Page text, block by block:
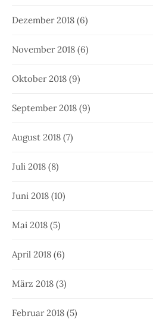
Dezember 2018 (6)
November 2018 (6)
Oktober 2018 (9)
September 2018 (9)
August 2018 (7)
Juli 2018 (8)
Juni 2018 (10)
Mai 2018 (5)
April 2018 (6)
März 2018 (3)
Februar 2018 (5)